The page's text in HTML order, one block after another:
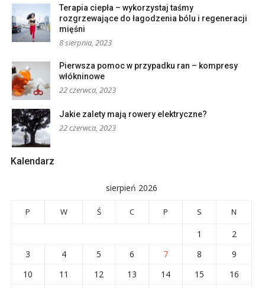
Terapia ciepła – wykorzystaj taśmy
rozgrzewające do łagodzenia bólu i regeneracji
mięśni
8 sierpnia, 2023
Pierwsza pomoc w przypadku ran – kompresy
włókninowe
22 czerwca, 2023
Jakie zalety mają rowery elektryczne?
22 czerwca, 2023
Kalendarz
sierpień 2026
P W Ś C P S N
1
2
3
4 5 6 7 8
9
10
11 12 13 14 15
16